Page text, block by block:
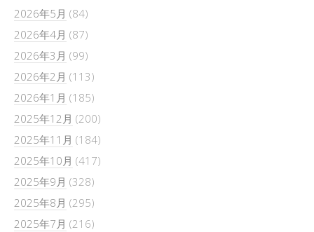
2026年5月 (84)
2026年4月 (87)
2026年3月 (99)
2026年2月 (113)
2026年1月 (185)
2025年12月 (200)
2025年11月 (184)
2025年10月 (417)
2025年9月 (328)
2025年8月 (295)
2025年7月 (216)